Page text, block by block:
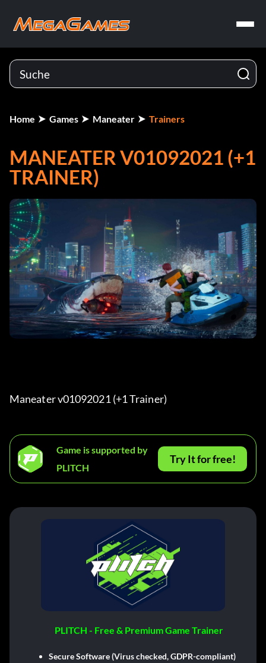
Home Games Maneater Trainers
MANEATER V01092021 (+1
TRAINER)
Maneater v01092021 (+1 Trainer)
Game is supported by
PLITCH
Try It for free!
PLITCH - Free & Premium Game Trainer
Secure Software (Virus checked, GDPR-compliant)